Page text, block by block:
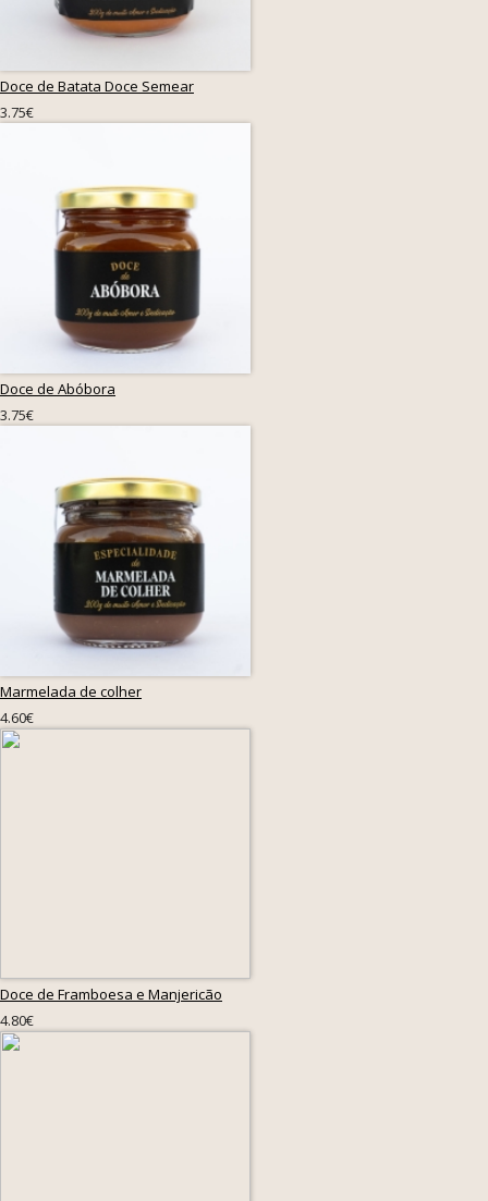
Doce de Batata Doce Semear
3.75€
Doce de Abóbora
3.75€
Marmelada de colher
4.60€
Doce de Framboesa e Manjericão
4.80€